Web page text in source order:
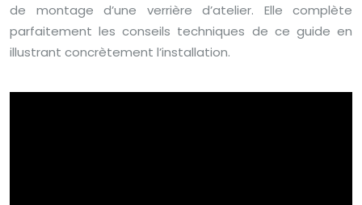
de montage d’une verrière d’atelier. Elle complète
parfaitement les conseils techniques de ce guide en
illustrant concrètement l’installation.